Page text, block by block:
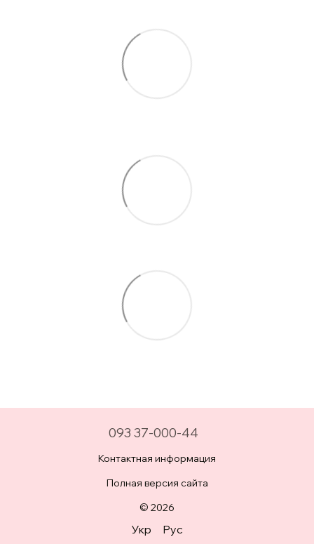
093 37-000-44
Контактная информация
Полная версия сайта
© 2026
Укр Рус